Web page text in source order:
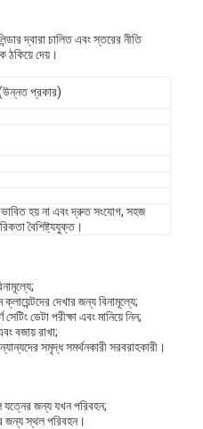
দ্বারা চালিত এবং স্তরের নীতি
ঠকিয়ে দেয়।
প্রকার)
হয় না এবং দ্রুত সংযোগ, সহজ
বৈশিষ্ট্যযুক্ত।
দেখার জন্য বিনামূল্যে;
ডেটা পরীক্ষা এবং মানিয়ে নিন;
বজায় রাখা;
সমৃদ্ধ সমর্থনকারী সরবরাহকারী।
যত্নের জন্য যখন পরিবহন;
জন্য স্থল পরিবহন।